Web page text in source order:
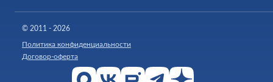
© 2011 - 2026
Политика конфиденциальности
Договор-оферта